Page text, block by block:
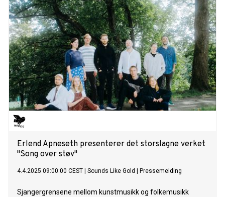
Erlend Apneseth presenterer det storslagne verket
"Song over støv"
4.4.2025 09:00:00 CEST Sounds Like Gold Pressemelding
Sjangergrensene mellom kunstmusikk og folkemusikk